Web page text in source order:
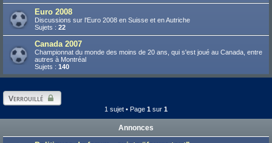
Euro 2008
Discussions sur l'Euro 2008 en Suisse et en Autriche
Sujets : 22
Canada 2007
Championnat du monde des moins de 20 ans, qui s'est joué au Canada, entre
autres à Montréal
Sujets : 140
Verrouillé
1 sujet • Page 1 sur 1
Annonces